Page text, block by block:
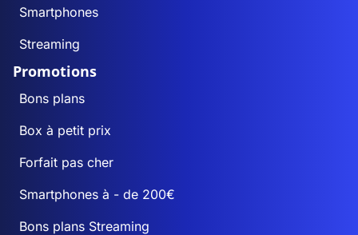
Smartphones
Streaming
Promotions
Bons plans
Box à petit prix
Forfait pas cher
Smartphones à - de 200€
Bons plans Streaming